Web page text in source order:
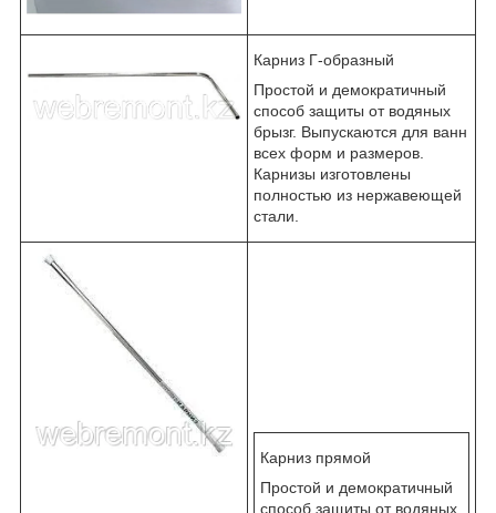
Карниз Г-образный
Простой и демократичный
способ защиты от водяных
брызг. Выпускаются для ванн
всех форм и размеров.
Карнизы изготовлены
полностью из нержавеющей
стали.
Карниз прямой
Простой и демократичный
способ защиты от водяных